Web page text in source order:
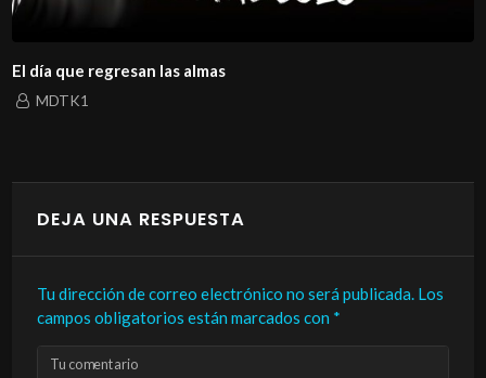
El día que regresan las almas
MDTK1
DEJA UNA RESPUESTA
Tu dirección de correo electrónico no será publicada. Los
campos obligatorios están marcados con *
Tu comentario